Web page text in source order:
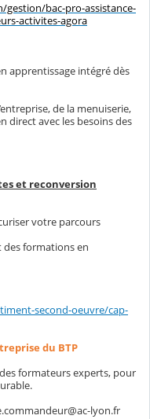
bac-pro-assistance-
activites-agora
apprentissage intégré dès
de la menuiserie,
direct avec les besoins des
et reconversion
votre parcours
des formations en
second-oeuvre/cap-
du BTP
formateurs experts, pour
lyon.fr